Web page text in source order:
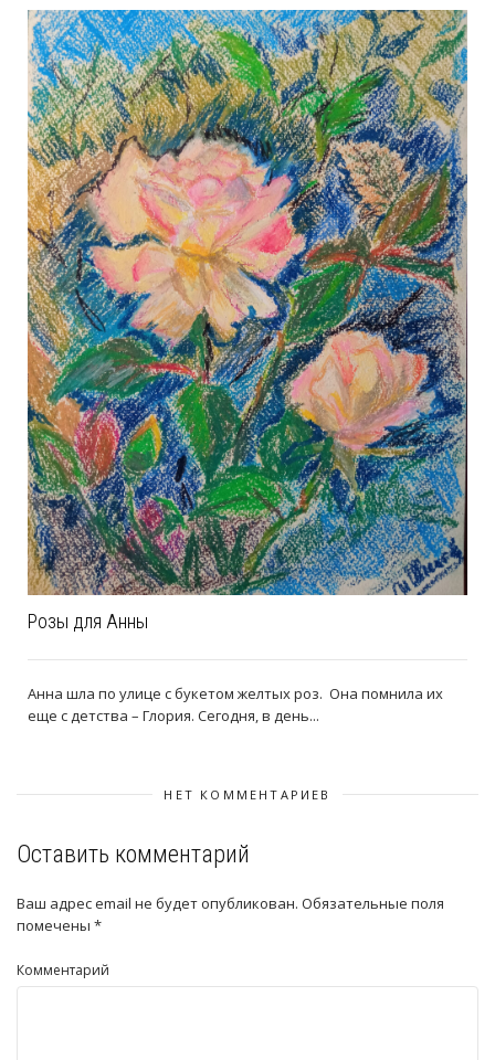
Розы для Анны
Анна шла по улице с букетом желтых роз. Она помнила их
еще с детства – Глория. Сегодня, в день...
НЕТ КОММЕНТАРИЕВ
Оставить комментарий
Ваш адрес email не будет опубликован. Обязательные поля
помечены *
Комментарий